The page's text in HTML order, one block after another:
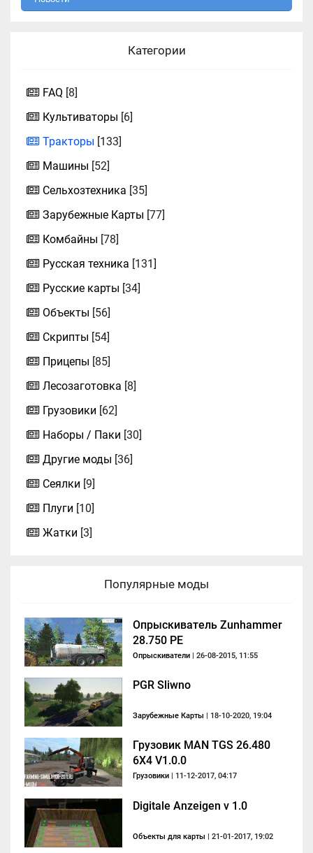
Категории
FAQ [8]
Культиваторы [6]
Тракторы [133]
Машины [52]
Сельхозтехника [35]
Зарубежные Карты [77]
Комбайны [78]
Русская техника [131]
Русские карты [34]
Объекты [56]
Скрипты [54]
Прицепы [85]
Лесозаготовка [8]
Грузовики [62]
Наборы / Паки [30]
Другие моды [36]
Сеялки [9]
Плуги [10]
Жатки [3]
Популярные моды
Опрыскиватель Zunhammer
28.750 PE
Опрыскиватели | 26-08-2015, 11:55
PGR Sliwno
Зарубежные Карты | 18-10-2020, 19:04
Грузовик MAN TGS 26.480
6X4 V1.0.0
Грузовики | 11-12-2017, 04:17
Digitale Anzeigen v 1.0
Объекты для карты | 21-01-2017, 19:02